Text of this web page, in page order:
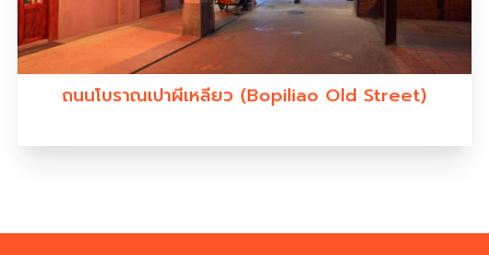
ถนนโบราณเปาผีเหลียว (Bopiliao Old Street)